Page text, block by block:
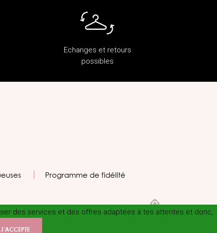
Echanges et retours
possibles
Programme de fidélité
des services et des offres adaptées à tes attentes et donc,
J’ACCEPTE